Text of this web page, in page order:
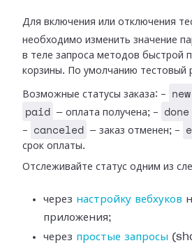
Для включения или отключения
необходимо изменить значение
в теле запроса методов быстрой
корзины. По умолчанию тестовый
Возможные статусы заказа: - new
paid — оплата получена; - done
-
canceled — заказ отменен; -
срок оплаты.
Отслеживайте статус одним из
через настройку вебхуков
приложения;
через простые запросы